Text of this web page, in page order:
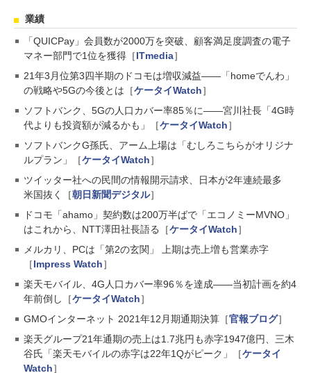
業績
「QUICPay」会員数が2000万を突破、顧客満足度調査の電子
マネー部門で1位を獲得［ITmedia］
21年3月位第3四半期のドコモは増収減益――「homeでんわ」
の戦略や5Gの今後とは［ケータイWatch］
ソフトバンク、5Gの人口カバー率85％に――宮川社長「4G時
代よりも投資額が減るかも」［ケータイWatch］
ソフトバンクG孫氏、アーム上場は「むしろこちらがオリジナ
ルプラン」［ケータイWatch］
ツイッター社への民間の情報開示請求、日本が2年連続最多
米国抜く［朝日新聞デジタル］
ドコモ「ahamo」契約数は200万半ばで「エコノミーMVNO」
はこれから、NTT澤田社長語る［ケータイWatch］
メルカリ、PCは「第2の玄関」 上期は売上増も営業赤字
［Impress Watch］
楽天モバイル、4G人口カバー率96％を達成――当初計画を約4
年前倒し［ケータイWatch］
GMOインターネット 2021年12月期通期決算［官報ブログ］
楽天グループ21年通期の売上は1.7兆円も赤字1947億円、三木
谷氏「楽天モバイルの赤字は22年1Qがピーク」［ケータイ
Watch］